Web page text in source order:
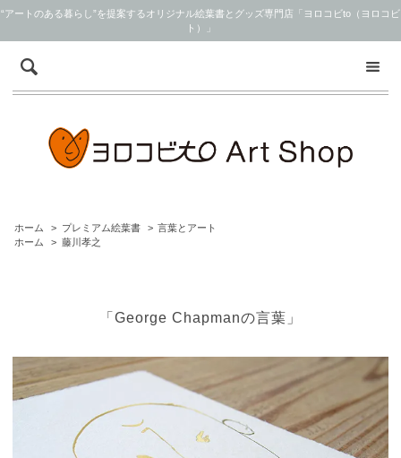
“アートのある暮らし”を提案するオリジナル絵葉書とグッズ専門店「ヨロコビto（ヨロコビ
ト）」
ホーム > プレミアム絵葉書 > 言葉とアート
ホーム
> 藤川孝之
「George Chapmanの言葉」